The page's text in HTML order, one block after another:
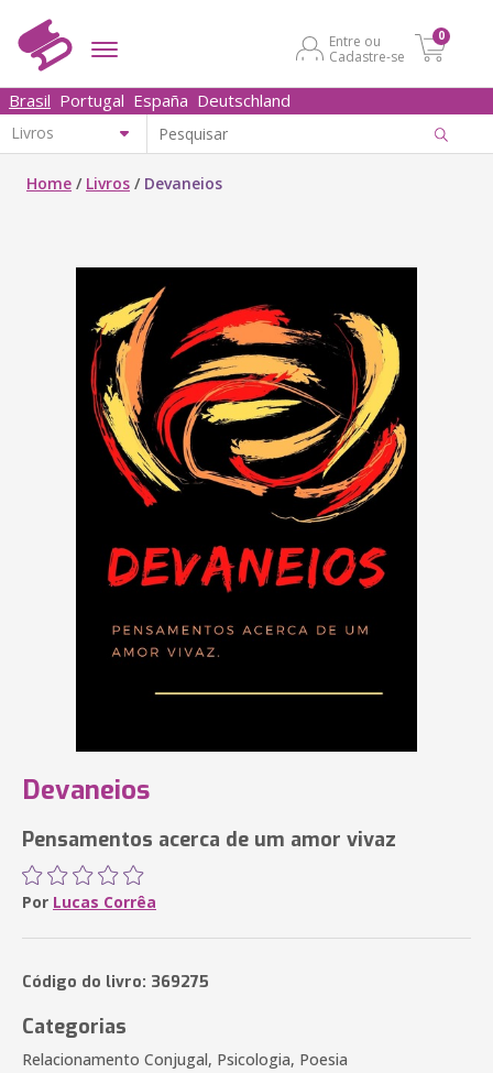
Entre ou
Cadastre-se
0
Brasil Portugal España Deutschland
Home / Livros / Devaneios
Devaneios
Pensamentos acerca de um amor vivaz
Por Lucas Corrêa
Código do livro: 369275
Categorias
Relacionamento Conjugal, Psicologia, Poesia